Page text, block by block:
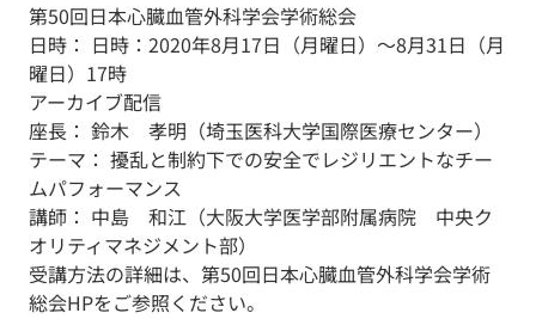
第50回日本心臓血管外科学会学術総会
日時： 日時：2020年8月17日（月曜日）～8月31日（月
曜日）17時
アーカイブ配信
座長： 鈴木 孝明（埼玉医科大学国際医療センター）
テーマ： 擾乱と制約下での安全でレジリエントなチー
ムパフォーマンス
講師： 中島 和江（大阪大学医学部附属病院 中央ク
オリティマネジメント部）
受講方法の詳細は、第50回日本心臓血管外科学会学術
総会HPをご参照ください。